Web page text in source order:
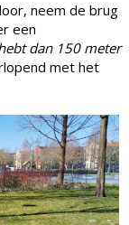
neem de brug
een
dan 150 meter
met het